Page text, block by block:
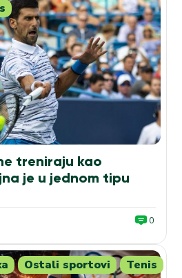
treniraju kao
je u jednom tipu
0
Ostali sportovi Tenis